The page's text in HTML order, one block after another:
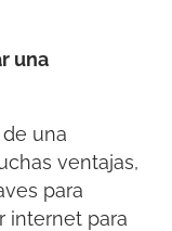
una
una
ventajas,
para
internet para